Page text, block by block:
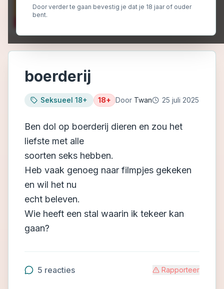
Door verder te gaan bevestig je dat je 18 jaar of ouder
bent.
boerderij
Seksueel 18+ 18+ Door Twan 25 juli 2025
Ben dol op boerderij dieren en zou het
liefste met alle
soorten seks hebben.
Heb vaak genoeg naar filmpjes gekeken
en wil het nu
echt beleven.
Wie heeft een stal waarin ik tekeer kan
gaan?
5 reacties Rapporteer